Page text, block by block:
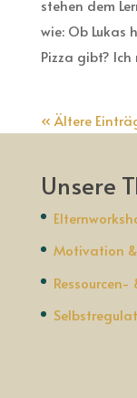
stehen dem
wie: Ob Lukas
Pizza gibt?
« Ältere
Unsere
Motivation